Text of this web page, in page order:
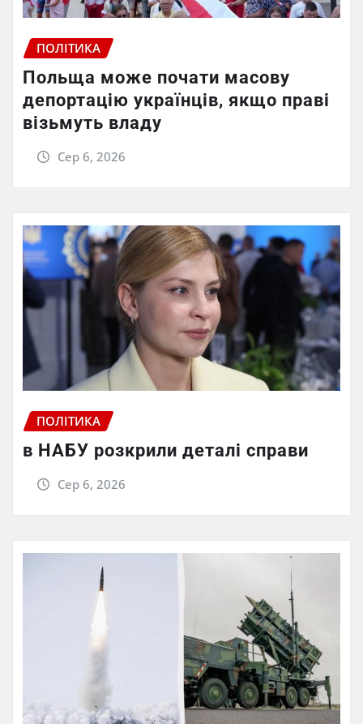
ПОЛІТИКА
Польща може почати масову
депортацію українців, якщо праві
візьмуть владу
Сер 6, 2026
ПОЛІТИКА
в НАБУ розкрили деталі справи
Сер 6, 2026